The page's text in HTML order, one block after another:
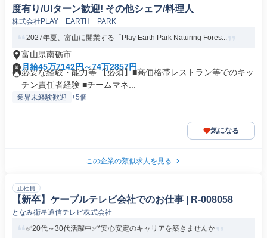
度有り/UIターン歓迎! その他シェフ/料理人
株式会社PLAY EARTH PARK
2027年夏、富山に開業する「Play Earth Park Naturing Fores...
富山県南砺市
月給45万7142円～74万2857円
必要な経験・能力等 【必須】■高価格帯レストラン等でのキッ
チン責任者経験 ■チームマネ...
業界未経験歓迎 +5個
気になる
この企業の類似求人を見る
正社員
【新卒】ケーブルテレビ会社でのお仕事 | R-008058
となみ衛星通信テレビ株式会社
✅20代～30代活躍中✅*安心安定のキャリアを築きませんか